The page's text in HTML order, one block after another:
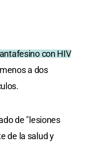
con HIV
a dos
de "lesiones
de la salud y